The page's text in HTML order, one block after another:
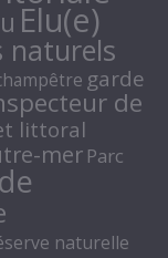
Elu(e)
naturels
garde
de
littoral
mer Parc
naturelle